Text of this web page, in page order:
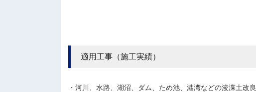
適用工事（施工実績）
・河川、水路、湖沼、ダム、ため池、港湾などの浚渫土改良